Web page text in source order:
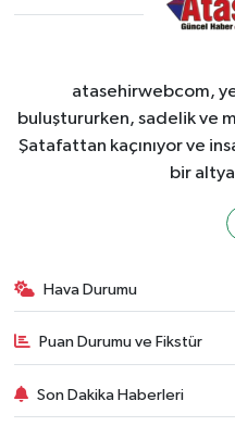
atasehirwebcom,
buluştururken, sadelik ve
Şatafattan kaçınıyor ve
bir
Hava Durumu
Puan Durumu ve Fikstür
Son Dakika Haberleri